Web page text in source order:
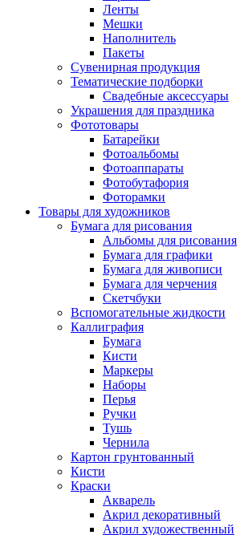
Ленты
Мешки
Наполнитель
Пакеты
Сувенирная продукция
Тематические подборки
Свадебные аксессуары
Украшения для праздника
Фототовары
Батарейки
Фотоальбомы
Фотоаппараты
Фотобутафория
Фоторамки
Товары для художников
Бумага для рисования
Альбомы для рисования
Бумага для графики
Бумага для живописи
Бумага для черчения
Скетчбуки
Вспомогательные жидкости
Каллиграфия
Бумага
Кисти
Маркеры
Наборы
Перья
Ручки
Тушь
Чернила
Картон грунтованный
Кисти
Краски
Акварель
Акрил декоративный
Акрил художественный